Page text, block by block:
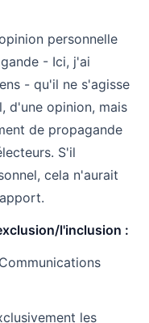
personnelle
- Ici, j'ai
- qu'il ne s'agisse
d'une opinion, mais
de propagande
S'il
cela n'aurait
l'inclusion :
Communications
les